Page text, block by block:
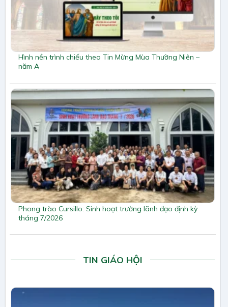
Hình nền trình chiếu theo Tin Mừng Mùa Thường Niên –
năm A
Phong trào Cursillo: Sinh hoạt trường lãnh đạo định kỳ
tháng 7/2026
TIN GIÁO HỘI